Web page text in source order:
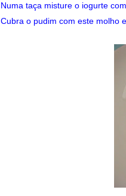
Numa taça misture o iogurte
Cubra o pudim com este molho